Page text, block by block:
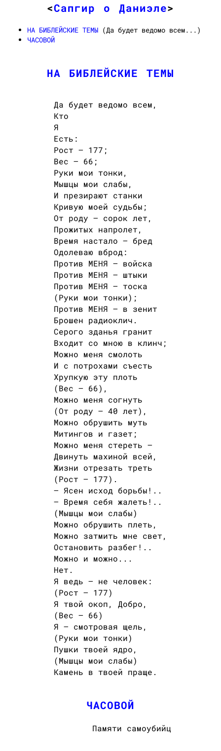
<Сапгир о Даниэле>
НА БИБЛЕЙСКИЕ ТЕМЫ (Да будет ведомо всем...)
ЧАСОВОЙ
НА БИБЛЕЙСКИЕ ТЕМЫ
Да будет ведомо всем,
Кто
Я
Есть:
Рост — 177;
Вес — 66;
Руки мои тонки,
Мышцы мои слабы,
И презирают станки
Кривую моей судьбы;
От роду — сорок лет,
Прожитых напролет,
Время настало — бред
Одолеваю вброд:
Против МЕНЯ — войска
Против МЕНЯ — штыки
Против МЕНЯ — тоска
(Руки мои тонки);
Против МЕНЯ — в зенит
Брошен радиоклич.
Серого зданья гранит
Входит со мною в клинч;
Можно меня смолоть
И с потрохами съесть
Хрупкую эту плоть
(Вес — 66),
Можно меня согнуть
(От роду — 40 лет),
Можно обрушить муть
Митингов и газет;
Можно меня стереть —
Двинуть махиной всей,
Жизни отрезать треть
(Рост — 177).
— Ясен исход борьбы!..
— Время себя жалеть!..
(Мышцы мои слабы)
Можно обрушить плеть,
Можно затмить мне свет,
Остановить разбег!..
Можно и можно...
Нет.
Я ведь — не человек:
(Рост — 177)
Я твой окоп, Добро,
(Вес — 66)
Я — смотровая щель,
(Руки мои тонки)
Пушки твоей ядро,
(Мышцы мои слабы)
Камень в твоей праще.
ЧАСОВОЙ
Памяти самоубийц